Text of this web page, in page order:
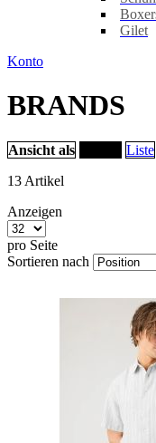
Gilet
Konto
BRANDS
Ansicht als
Liste
13 Artikel
Anzeigen
pro Seite
Sortieren nach